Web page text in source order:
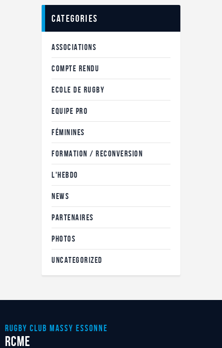
categories
ASSOCIATIONS
COMPTE RENDU
ECOLE DE RUGBY
EQUIPE PRO
FÉMININES
FORMATION / RECONVERSION
L'HEBDO
NEWS
PARTENAIRES
PHOTOS
UNCATEGORIZED
RUGBY CLUB MASSY ESSONnE
RCME